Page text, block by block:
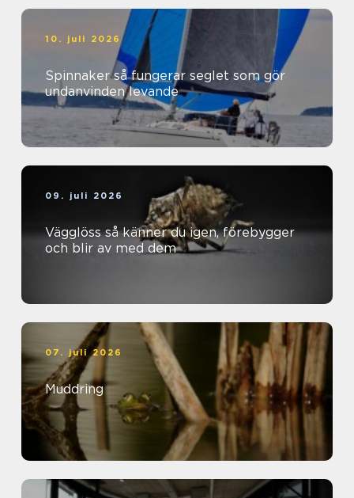
10. juli 2026
Spinnaker så fungerar seglet som gör
undanvinden levande
09. juli 2026
Vägglöss så känner du igen, förebygger
och blir av med dem
07. juli 2026
Muddring